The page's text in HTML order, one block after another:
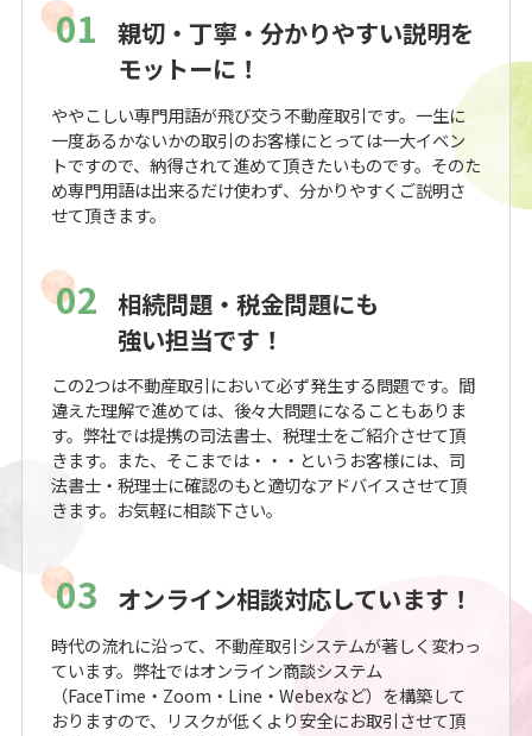
01
親切・丁寧・分かりやすい説明を
モットーに！
ややこしい専門用語が飛び交う不動産取引です。一生に
一度あるかないかの取引のお客様にとっては一大イベン
トですので、納得されて進めて頂きたいものです。そのた
め専門用語は出来るだけ使わず、分かりやすくご説明さ
せて頂きます。
02 相続問題・税金問題にも
強い担当です！
この2つは不動産取引において必ず発生する問題です。間
違えた理解で進めては、後々大問題になることもありま
す。弊社では提携の司法書士、税理士をご紹介させて頂
きます。また、そこまでは・・・というお客様には、司
法書士・税理士に確認のもと適切なアドバイスさせて頂
きます。お気軽に相談下さい。
03 オンライン相談対応しています！
時代の流れに沿って、不動産取引システムが著しく変わっ
ています。弊社ではオンライン商談システム
（FaceTime・Zoom・Line・Webexなど）を構築して
おりますので、リスクが低くより安全にお取引させて頂